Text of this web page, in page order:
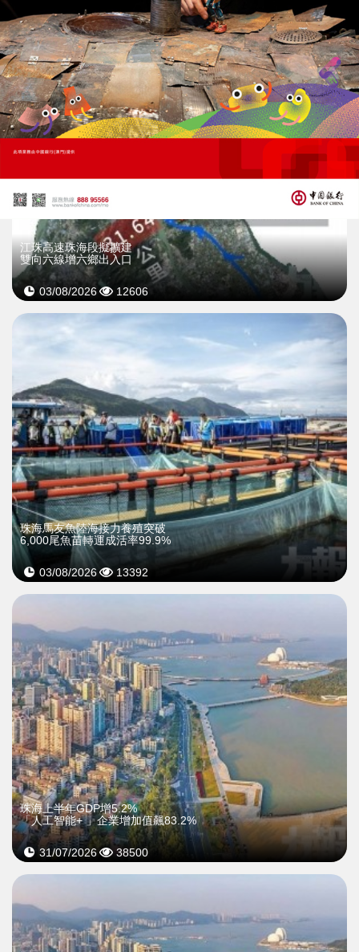
04/08/2026 30219
江珠高速珠海段擬擴建
雙向六線增六鄉出入口
03/08/2026 12606
珠海馬友魚陸海接力養殖突破
6,000尾魚苗轉運成活率99.9%
03/08/2026 13392
珠海上半年GDP增5.2%
「人工智能+ 」企業增加值飆83.2%
31/07/2026 38500